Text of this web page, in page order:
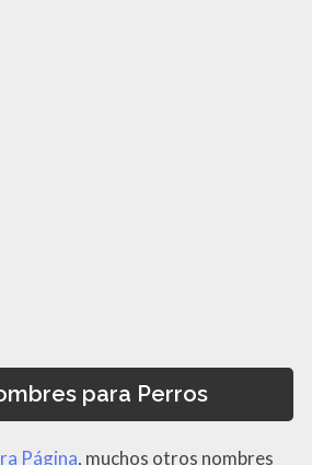
para Perros
Página, muchos otros nombres